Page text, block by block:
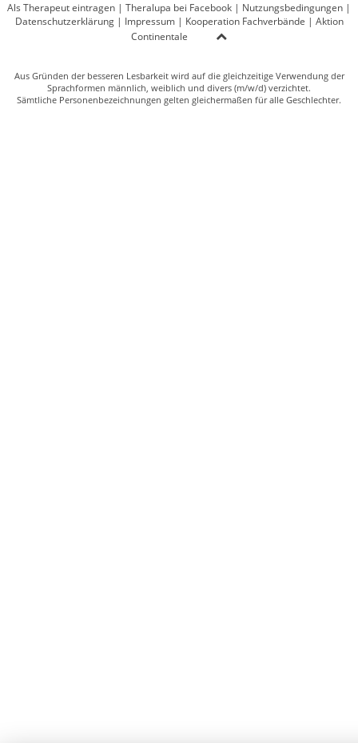
Als Therapeut eintragen | Theralupa bei Facebook | Nutzungsbedingungen |
Datenschutzerklärung| Impressum| Kooperation Fachverbände | Aktion
Continentale
Aus Gründen der besseren Lesbarkeit wird auf die gleichzeitige Verwendung der
Sprachformen männlich, weiblich und divers (m/w/d) verzichtet.
Sämtliche Personenbezeichnungen gelten gleichermaßen für alle Geschlechter.